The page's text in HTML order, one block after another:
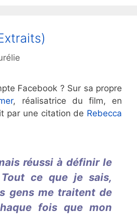
Facebook ? Sur sa propre
, réalisatrice du film, en
par une citation de Rebecca
réussi à définir le
ce que je sais,
gens me traitent de
fois que mon